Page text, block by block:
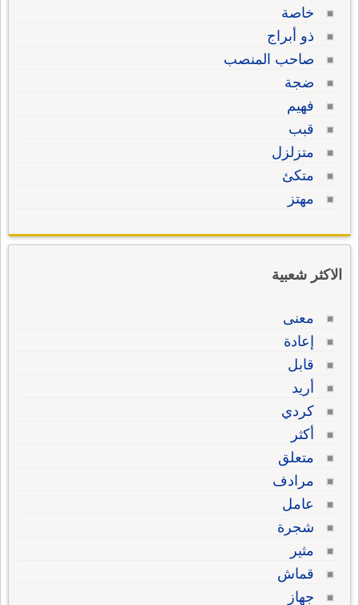
خاصة
ذو أبراج
صاحب المنصب
ضجة
فهيم
قبب
متزلزل
متكئ
مهتز
الاكثر شعبية
معنى
إعادة
قابل
أريد
كردي
أكثر
متعلق
مرادف
عامل
شجرة
مثير
قماش
جهاز